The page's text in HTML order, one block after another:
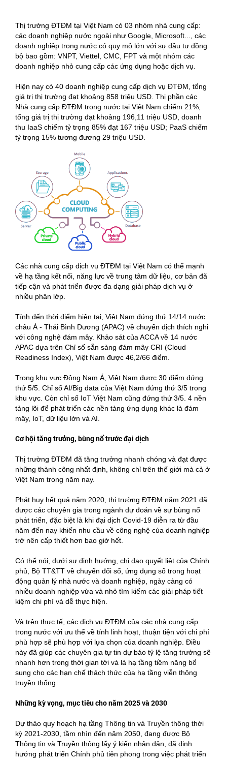
Thị trường ĐTĐM tại Việt Nam có 03 nhóm nhà cung cấp:
các doanh nghiệp nước ngoài như Google, Microsoft..., các
doanh nghiệp trong nước có quy mô lớn với sự đầu tư đồng
bộ bao gồm: VNPT, Viettel, CMC, FPT và một nhóm các
doanh nghiệp nhỏ cung cấp các ứng dụng hoặc dịch vụ.
Hiện nay có 40 doanh nghiệp cung cấp dịch vụ ĐTĐM, tổng
giá trị thị trường đạt khoảng 858 triệu USD. Thị phần các
Nhà cung cấp ĐTĐM trong nước tại Việt Nam chiếm 21%,
tổng giá trị thị trường đạt khoảng 196,11 triệu USD, doanh
thu IaaS chiếm tỷ trọng 85% đạt 167 triệu USD; PaaS chiếm
tỷ trọng 15% tương đương 29 triệu USD.
Các nhà cung cấp dịch vụ ĐTĐM tại Việt Nam có thế mạnh
về hạ tầng kết nối, năng lực về trung tâm dữ liệu, cơ bản đã
tiếp cận và phát triển được đa dạng giải pháp dịch vụ ở
nhiều phân lớp.
Tính đến thời điểm hiện tại, Việt Nam đứng thứ 14/14 nước
châu Á - Thái Bình Dương (APAC) về chuyển dịch thích nghi
với công nghệ đám mây. Khảo sát của ACCA về 14 nước
APAC dựa trên Chỉ số sẵn sàng đám mây CRI (Cloud
Readiness Index), Việt Nam được 46,2/66 điểm.
Trong khu vực Đông Nam Á, Việt Nam được 30 điểm đứng
thứ 5/5. Chỉ số AI/Big data của Việt Nam đứng thứ 3/5 trong
khu vực. Còn chỉ số IoT Việt Nam cũng đứng thứ 3/5. 4 nền
tảng lõi để phát triển các nền tảng ứng dụng khác là đám
mây, IoT, dữ liệu lớn và AI.
Cơ hội tăng trưởng, bùng nổ trước đại dịch
Thị trường ĐTĐM đã tăng trưởng nhanh chóng và đạt được
những thành công nhất định, không chỉ trên thế giới mà cả ở
Việt Nam trong năm nay.
Phát huy hết quả năm 2020, thị trường ĐTĐM năm 2021 đã
được các chuyên gia trong ngành dự đoán về sự bùng nổ
phát triển, đặc biệt là khi đại dịch Covid-19 diễn ra từ đầu
năm đến nay khiến nhu cầu về công nghệ của doanh nghiệp
trở nên cấp thiết hơn bao giờ hết.
Có thể nói, dưới sự định hướng, chỉ đạo quyết liệt của Chính
phủ, Bộ TT&TT về chuyển đổi số, ứng dụng số trong hoạt
động quản lý nhà nước và doanh nghiệp, ngày càng có
nhiều doanh nghiệp vừa và nhỏ tìm kiếm các giải pháp tiết
kiệm chi phí và dễ thực hiện.
Và trên thực tế, các dịch vụ ĐTĐM của các nhà cung cấp
trong nước với ưu thế về tính linh hoạt, thuận tiện với chi phí
phù hợp sẽ phù hợp với lựa chọn của doanh nghiệp. Điều
này đã giúp các chuyên gia tự tin dự báo tỷ lệ tăng trưởng sẽ
nhanh hơn trong thời gian tới và là hạ tầng tiềm năng bổ
sung cho các hạn chế thách thức của hạ tầng viễn thông
truyền thống.
Những kỳ vọng, mục tiêu cho năm 2025 và 2030
Dự thảo quy hoạch hạ tầng Thông tin và Truyền thông thời
kỳ 2021-2030, tầm nhìn đến năm 2050, đang được Bộ
Thông tin và Truyền thông lấy ý kiến nhân dân, đã định
hướng phát triển Chính phủ tiên phong trong việc phát triển